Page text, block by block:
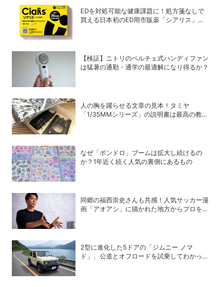
EDを対処可能な健康課題に！処方箋なしで
買える日本初のED用市販薬「シアリス」が
【検証】ニトリのペルチェ式ハンディファン
は猛暑の通勤・通学の最適解になり得るか？
人の胸を躍らせる文章の見本！タミヤ
「1/35MMシリーズ」の説明書は最高の教科
なぜ「ボンドロ」ブームは拡大し続けるの
か？1年近く続く人気の裏側にあるもの
同郷の福西崇史さんも共感！人気サッカー漫
画「アオアシ」に描かれた地方からプロを目
2型に進化した5ドアの「ジムニー ノマ
ド」、公道とオフロードを試乗してわかった